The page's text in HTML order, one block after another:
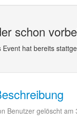
schon
Event hat bereits
Benutzer gelöschtam